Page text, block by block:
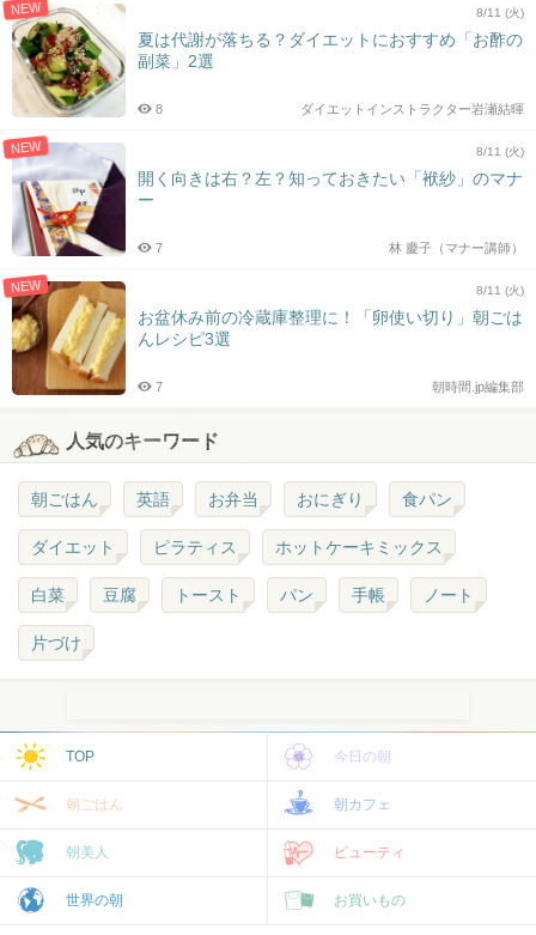
NEW 8/11 (火)
夏は代謝が落ちる？ダイエットにおすすめ「お酢の
副菜」2選
ダイエットインストラクター岩瀬結暉
8
NEW 8/11 (火)
開く向きは右？左？知っておきたい「袱紗」のマナ
ー
林 慶子（マナー講師）
7
NEW 8/11 (火)
お盆休み前の冷蔵庫整理に！「卵使い切り」朝ごは
んレシピ3選
朝時間.jp編集部
7
人気のキーワード
朝ごはん 英語 お弁当 おにぎり 食パン
ダイエット ピラティス ホットケーキミックス
白菜 豆腐 トースト パン 手帳 ノート
片づけ
TOP 今日の朝
朝ごはん 朝カフェ
朝美人 ビューティ
世界の朝 お買いもの